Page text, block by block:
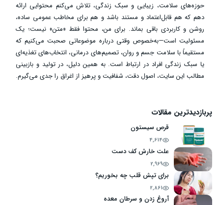
حوزه‌های سلامت، زیبایی و سبک زندگی، تلاش می‌کنم محتوایی ارائه
دهم که هم قابل‌اعتماد و مستند باشد و هم برای مخاطب عمومی ساده،
روشن و کاربردی باقی بماند. برای من، محتوا فقط «متن» نیست؛ یک
مسئولیت است—به‌خصوص وقتی درباره موضوعاتی صحبت می‌کنیم که
مستقیماً با سلامت جسم و روان، تصمیم‌های درمانی، انتخاب‌های تغذیه‌ای
یا سبک زندگی افراد در ارتباط است. به همین دلیل، در تولید و بازبینی
مطالب این سایت، اصول دقت، شفافیت و پرهیز از اغراق را جدی می‌گیرم.
پربازدیدترین مقالات
قرص سیستون
4,614
علت خارش کف دست
2,969
برای تپش قلب چه بخوریم؟
2,861
آروغ زدن و سرطان معده